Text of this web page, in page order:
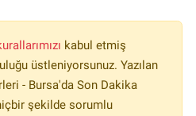
kabul etmiş
üstleniyorsunuz. Yazılan
- Bursa'da Son Dakika
şekilde sorumlu